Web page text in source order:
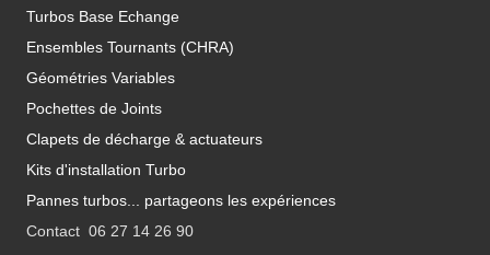
Turbos Base Echange
Ensembles Tournants (CHRA)
Géométries Variables
Pochettes de Joints
Clapets de décharge & actuateurs
Kits d'installation Turbo
Pannes turbos... partageons les expériences
Contact 06 27 14 26 90